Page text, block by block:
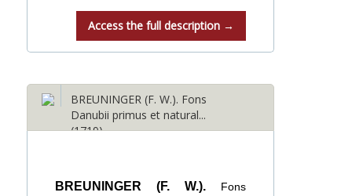
Access the full description →
BREUNINGER (F. W.). Fons
Danubii primus et natural...
(1719)
BREUNINGER (F. W.). Fons